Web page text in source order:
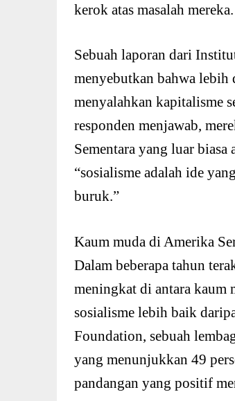
kerok atas masalah mereka.
Sebuah laporan dari
menyebutkan bahwa lebih
menyalahkan kapitalisme
responden menjawab,
Sementara yang luar biasa
“sosialisme adalah ide
buruk.”
Kaum muda di Amerika
Dalam beberapa tahun
meningkat di antara kaum
sosialisme lebih baik
Foundation, sebuah
yang menunjukkan 49
pandangan yang positif